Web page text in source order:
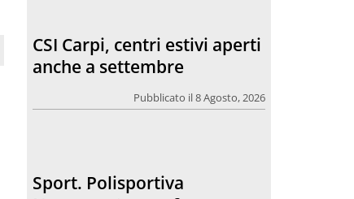
CSI Carpi, centri estivi aperti
anche a settembre
Pubblicato il 8 Agosto, 2026
Sport. Polisportiva